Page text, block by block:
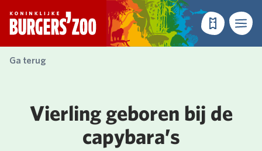
- Homepagina
TicketsMenu
Ga terug
Vierling geboren bij de
capybara’s